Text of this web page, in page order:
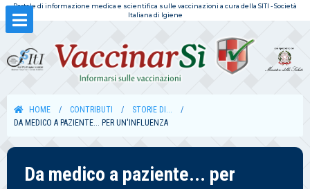
Portale di informazione medica e scientifica sulle vaccinazioni a cura della SITI - Società
Italiana di Igiene
HOME CONTRIBUTI
STORIE DI...
DA MEDICO A PAZIENTE... PER UN'INFLUENZA
Da medico a paziente... per